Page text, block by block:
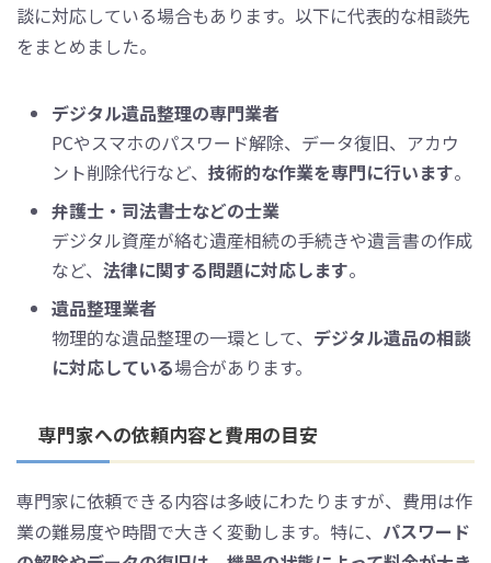
談に対応している場合もあります。以下に代表的な相談先
をまとめました。
デジタル遺品整理の専門業者
PCやスマホのパスワード解除、データ復旧、アカウ
ント削除代行など、 技術的な作業を専門に行います。
弁護士・司法書士などの士業
デジタル資産が絡む遺産相続の手続きや遺言書の作成
など、 法律に関する問題に対応します。
遺品整理業者
物理的な遺品整理の一環として、 デジタル遺品の相談
に対応している場合があります。
専門家への依頼内容と費用の目安
専門家に依頼できる内容は多岐にわたりますが、費用は作
業の難易度や時間で大きく変動します。特に、 パスワード